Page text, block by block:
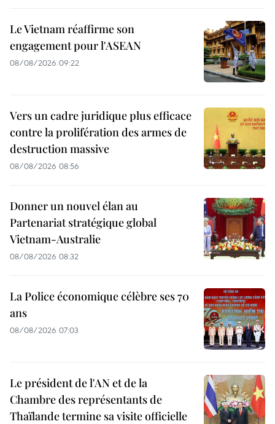
Le Vietnam réaffirme son
engagement pour l'ASEAN
08/08/2026 09:22
Vers un cadre juridique plus efficace
contre la prolifération des armes de
destruction massive
08/08/2026 08:56
Donner un nouvel élan au
Partenariat stratégique global
Vietnam-Australie
08/08/2026 08:32
La Police économique célèbre ses 70
ans
08/08/2026 07:03
Le président de l'AN et de la
Chambre des représentants de
Thaïlande termine sa visite officielle